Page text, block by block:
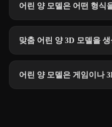
어린 양 모델은 어떤 형식
맞춤 어린 양 3D 모델을
어린 양 모델은 게임이나